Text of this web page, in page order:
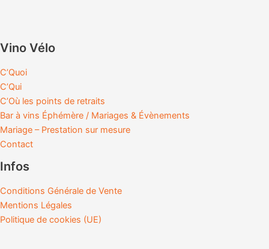
Vino Vélo
C’Quoi
C’Qui
C’Où les points de retraits
Bar à vins Éphémère / Mariages & Évènements
Mariage – Prestation sur mesure
Contact
Infos
Conditions Générale de Vente
Mentions Légales
Politique de cookies (UE)